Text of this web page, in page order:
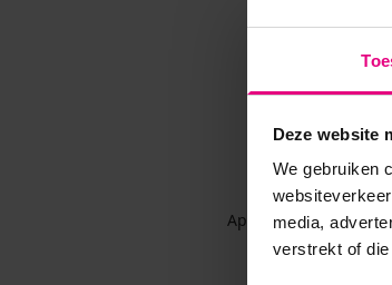
Deze website
We gebruiken
media,
verstrekt of
Application error: a